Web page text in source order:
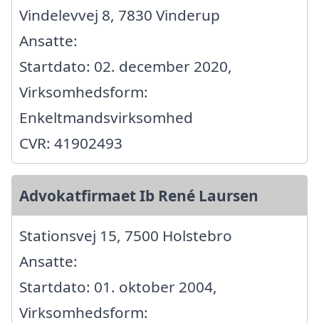
Vindelevvej 8, 7830 Vinderup
Ansatte:
Startdato: 02. december 2020,
Virksomhedsform:
Enkeltmandsvirksomhed
CVR: 41902493
Advokatfirmaet Ib René Laursen
Stationsvej 15, 7500 Holstebro
Ansatte:
Startdato: 01. oktober 2004,
Virksomhedsform: